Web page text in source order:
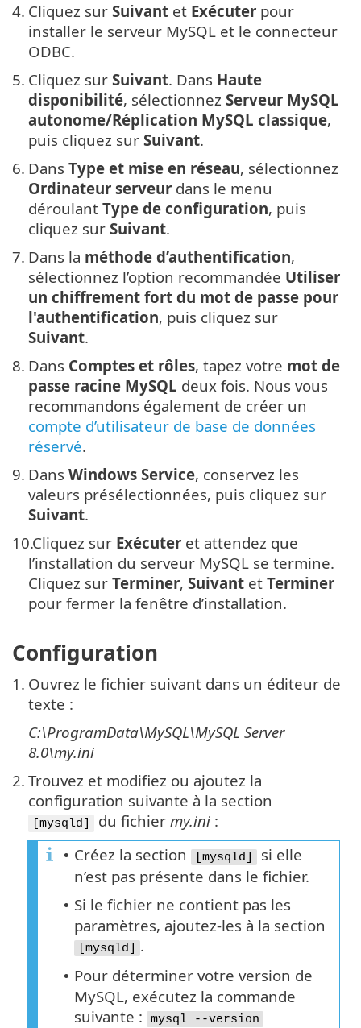
4. Cliquez sur Suivant et Exécuter pour
installer le serveur MySQL et le connecteur
ODBC.
5. Cliquez sur Suivant. Dans Haute
disponibilité, sélectionnez Serveur MySQL
autonome/Réplication MySQL classique,
puis cliquez sur Suivant.
6. Dans Type et mise en réseau, sélectionnez
Ordinateur serveur dans le menu
déroulant Type de configuration, puis
cliquez sur Suivant.
7. Dans la méthode d’authentification,
sélectionnez l’option recommandée Utiliser
un chiffrement fort du mot de passe pour
l'authentification, puis cliquez sur
Suivant.
8. Dans Comptes et rôles, tapez votre mot de
passe racine MySQL deux fois. Nous vous
recommandons également de créer un
compte d’utilisateur de base de données
réservé.
9. Dans Windows Service, conservez les
valeurs présélectionnées, puis cliquez sur
Suivant.
10.Cliquez sur Exécuter et attendez que
l’installation du serveur MySQL se termine.
Cliquez sur Terminer, Suivant et Terminer
pour fermer la fenêtre d’installation.
Configuration
1. Ouvrez le fichier suivant dans un éditeur de
texte :
C:\ProgramData\MySQL\MySQL Server
8.0\my.ini
2. Trouvez et modifiez ou ajoutez la
configuration suivante à la section
[mysqld] du fichier my.ini :
• Créez la section [mysqld]
si elle
n’est pas présente dans le fichier.
• Si le fichier ne contient pas les
paramètres, ajoutez-les à la section
[mysqld] .
• Pour déterminer votre version de
MySQL, exécutez la commande
suivante :
mysql --version